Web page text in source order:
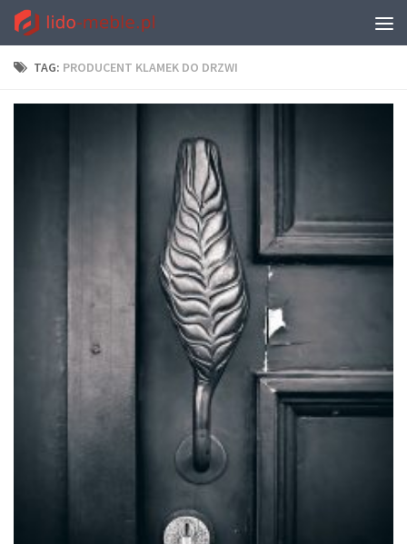
TAG: PRODUCENT KLAMEK DO DRZWI